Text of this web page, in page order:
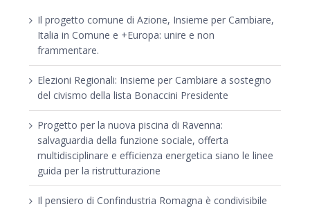
Il progetto comune di Azione, Insieme per Cambiare,
Italia in Comune e +Europa: unire e non
frammentare.
Elezioni Regionali: Insieme per Cambiare a sostegno
del civismo della lista Bonaccini Presidente
Progetto per la nuova piscina di Ravenna:
salvaguardia della funzione sociale, offerta
multidisciplinare e efficienza energetica siano le linee
guida per la ristrutturazione
Il pensiero di Confindustria Romagna è condivisibile